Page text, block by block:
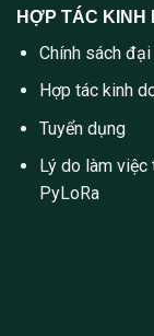
HỢP TÁC KINH
Chính sách
Hợp tác kinh
Tuyển dụng
Lý do làm việc
PyLoRa